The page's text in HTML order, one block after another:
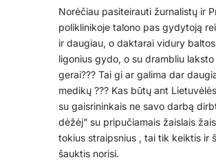
Norėčiau pasiteirauti žurnalistų ir
poliklinikoje talono pas gydytoją
ir daugiau, o daktarai vidury
ligonius gydo, o su drambliu
gerai??? Tai gi ar galima dar
medikų ??? Kas būtų ant
su gaisrininkais ne savo darbą
dėžėj” su pripučiamais žaislais
tokius straipsnius , tai tik keiktis ir
šauktis norisi.